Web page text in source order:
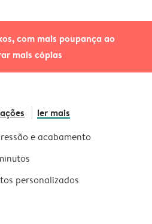
com mais poupança ao
mais cópias
ler mais
e acabamento
personalizados